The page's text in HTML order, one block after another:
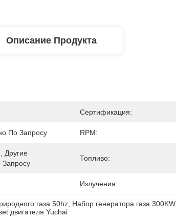
Описание Продукта
Сертификация:
По Запросу RPM:
Другие
Запросу
Топливо:
Излучения:
газа 50hz Набор генератора газа 300KW
двигателя Yuchai